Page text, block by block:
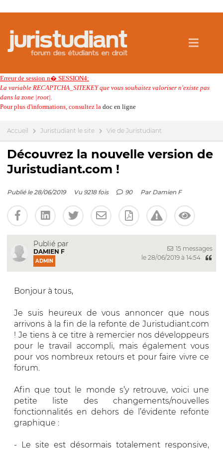
Erreur de session n� SESSION4:
La variable RECAPTCHA_SITEKEY que vous souhaitez valoriser n'existe pas
dans la zone |root|.
Pour plus d'informations, consultez la doc en ligne
Accueil Juristudiant le site Vie de Juristudiant
Découvrez la nouvelle version de
Juristudiant.com !
Publié le 28/06/2019 Vu 9218 fois 90 Par Damien F
Publié par
DAMIEN F
ADMIN
15 messages
le 28/06/2019 à 14:54
Bonjour à tous,
Je suis heureux de vous annoncer que nous
arrivons à la fin de la refonte de Juristudiant.com
! Je tiens à ce titre à remercier nos développeurs
pour le travail accompli, mais également vous
pour vos nombreux retours et pour faire vivre ce
forum.
Afin que tout le monde s’y retrouve, voici une
petite liste des changements/nouvelles
fonctionnalités en dehors de l’évidente refonte
graphique :
- Le site est désormais totalement responsive,